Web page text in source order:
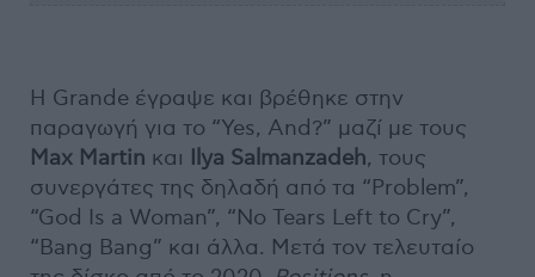
Η Grande έγραψε και βρέθηκε στην
παραγωγή για το “Yes, And?” μαζί με τους
Max Martin και Ilya Salmanzadeh, τους
συνεργάτες της δηλαδή από τα “Problem”,
“God Is a Woman”, “No Tears Left to Cry”,
“Bang Bang” και άλλα. Μετά τον τελευταίο